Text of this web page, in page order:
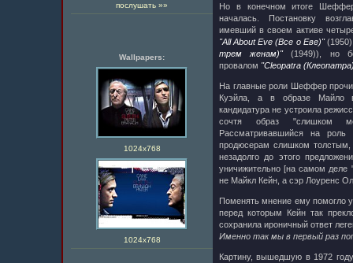
послушать »»
Wallpapers:
1024х768
1024х768
Но в конечном итоге
началась. Постановку
имевший в своем активе
"All About Eve (Все о Еве)"
трем женам)"(1949)), но
провалом "Cleopatra
На главные роли Шеффер
Куэйла, а в образе Майло
кандидатура не устроила
сочтя образ "слишком
Рассматривавшийся на
продюсерам слишком толстым,
незадолго до этого
уничижительно [на самом деле
не Майкл Кейн, а сэр Лоуренс
Поменять мнение ему помогло
перед которым Кейн так
сохранила ироничный ответ
Именно так мы в первый раз
Картину, вышедшую в 1972